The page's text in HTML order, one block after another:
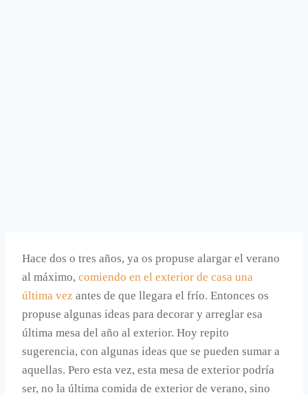
Hace dos o tres años, ya os propuse alargar el verano
al máximo, comiendo en el exterior de casa una
última vez antes de que llegara el frío. Entonces os
propuse algunas ideas para decorar y arreglar esa
última mesa del año al exterior. Hoy repito
sugerencia, con algunas ideas que se pueden sumar a
aquellas. Pero esta vez, esta mesa de exterior podría
ser, no la última comida de exterior de verano, sino